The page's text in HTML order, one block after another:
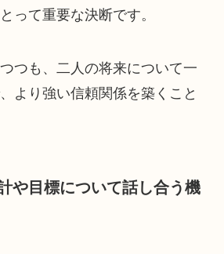
って重要な決断です。
つも、二人の将来について一
より強い信頼関係を築くこと
や目標について話し合う機